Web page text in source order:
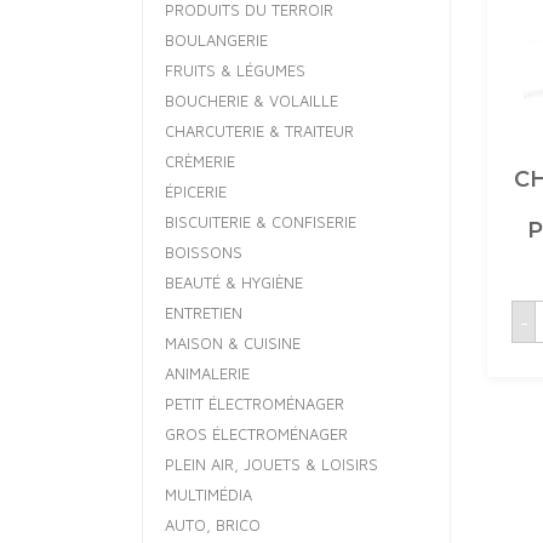
PRODUITS DU TERROIR
BOULANGERIE
FRUITS & LÉGUMES
BOUCHERIE & VOLAILLE
CHARCUTERIE & TRAITEUR
CRÈMERIE
ÉPICERIE
BISCUITERIE & CONFISERIE
BOISSONS
BEAUTÉ & HYGIÈNE
ENTRETIEN
MAISON & CUISINE
ANIMALERIE
PETIT ÉLECTROMÉNAGER
GROS ÉLECTROMÉNAGER
PLEIN AIR, JOUETS & LOISIRS
MULTIMÉDIA
AUTO, BRICO
-